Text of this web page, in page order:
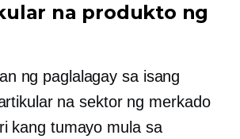
na produkto ng
ng paglalagay sa isang
na sektor ng merkado
kang tumayo mula sa